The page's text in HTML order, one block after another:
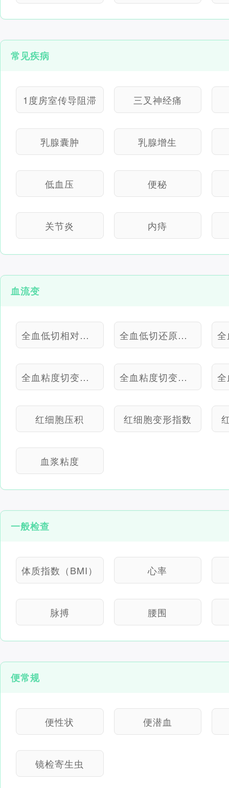
常见疾病
1度房室传导阻滞 三叉神经痛
乳腺囊肿 乳腺增生
低血压 便秘
关节炎 内痔
血流变
全血低切相对指数 全血低切还原粘度
全血粘度切变率5.00 全血粘度切变率50
红细胞压积 红细胞变形指数
血浆粘度
一般检查
体质指数（BMI） 心率
脉搏 腰围
便常规
便性状 便潜血
镜检寄生虫